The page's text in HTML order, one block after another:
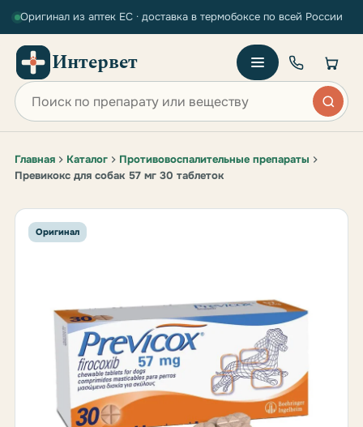
Оригинал из аптек ЕС · доставка в термобоксе по всей России
Интервет
Поиск по сайту
Главная Каталог
Противовоспалительные препараты
Превикокс для собак 57 мг 30 таблеток
Оригинал